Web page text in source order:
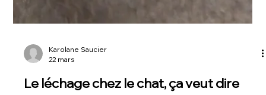
22 mars